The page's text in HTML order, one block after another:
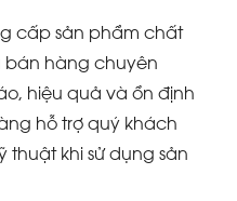
cấp sản phẩm chất
bán hàng chuyên
hiệu quả và ổn định
hỗ trợ quý khách
khi sử dụng sản